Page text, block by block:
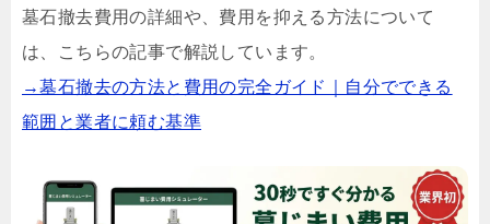
墓石撤去費用の詳細や、費用を抑える方法について
は、こちらの記事で解説しています。
→墓石撤去の方法と費用の完全ガイド｜自分でできる
範囲と業者に頼む基準